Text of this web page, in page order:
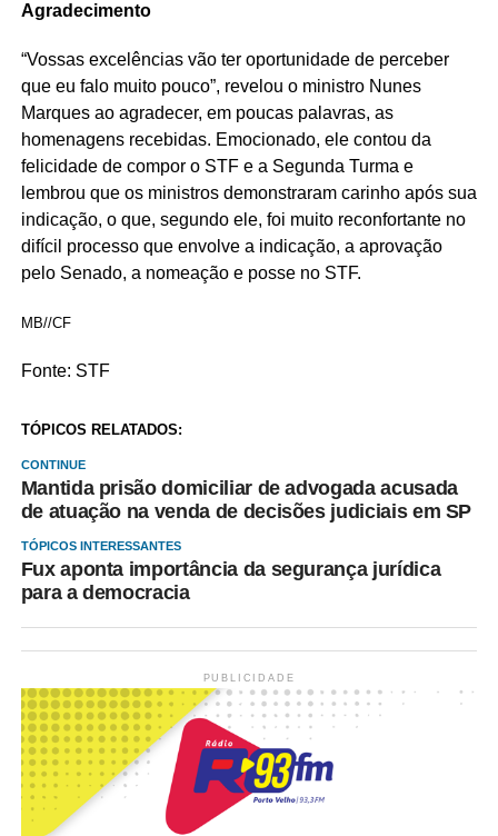
Agradecimento
“Vossas excelências vão ter oportunidade de perceber
que eu falo muito pouco”, revelou o ministro Nunes
Marques ao agradecer, em poucas palavras, as
homenagens recebidas. Emocionado, ele contou da
felicidade de compor o STF e a Segunda Turma e
lembrou que os ministros demonstraram carinho após sua
indicação, o que, segundo ele, foi muito reconfortante no
difícil processo que envolve a indicação, a aprovação
pelo Senado, a nomeação e posse no STF.
MB//CF
Fonte: STF
TÓPICOS RELATADOS:
CONTINUE
Mantida prisão domiciliar de advogada acusada
de atuação na venda de decisões judiciais em SP
TÓPICOS INTERESSANTES
Fux aponta importância da segurança jurídica
para a democracia
PUBLICIDADE